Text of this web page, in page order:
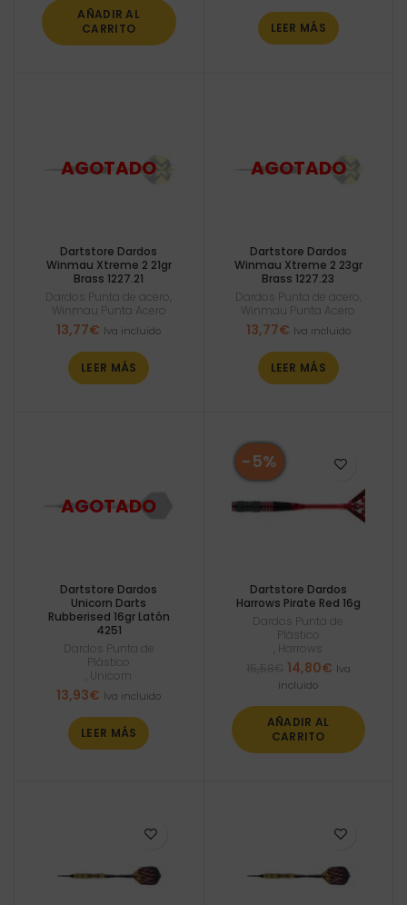
AÑADIR AL
CARRITO
LEER MÁS
Dartstore Dardos
Winmau Xtreme 2 21gr
Brass 1227.21
Dardos Punta de acero
Winmau Punta Acero
13,77€ Iva incluido
LEER MÁS
Dartstore Dardos
Winmau Xtreme 2 23gr
Brass 1227.23
Dardos Punta de acero
Winmau Punta Acero
13,77€ Iva incluido
LEER MÁS
Dartstore Dardos
Unicorn Darts
Rubberised 16gr Latón
4251
Dardos Punta de
Plástico
Unicorn
13,93€ Iva incluido
LEER MÁS
-5%
Dartstore Dardos
Harrows Pirate Red 16g
Dardos Punta de
Plástico
Harrows
El
precio
era:
15,58€.
14,80€El
14,80€.
Iva
incluido
AÑADIR AL
CARRITO